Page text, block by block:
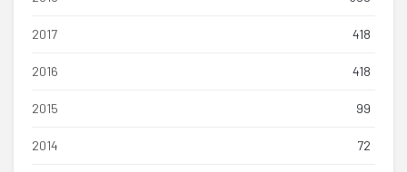
2017 418
2016 418
2015 99
2014 72